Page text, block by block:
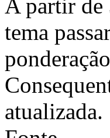
A partir de
tema
atualizada.